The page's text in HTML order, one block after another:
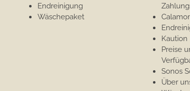
Endreinigung
Wäschepaket
Kaution
Preise
Sonos
Über